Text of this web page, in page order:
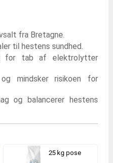
fra Bretagne.
til hestens sundhed.
for tab af elektrolytter
mindsker risikoen for
og balancerer hestens
25 kg pose